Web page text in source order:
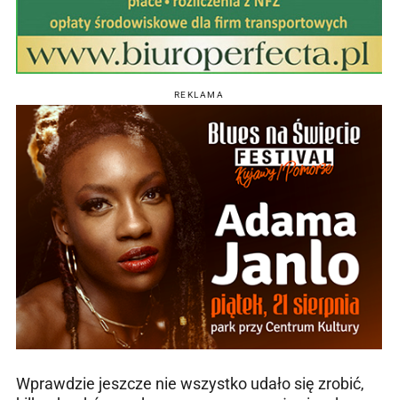
REKLAMA
Wprawdzie jeszcze nie wszystko udało się zrobić,